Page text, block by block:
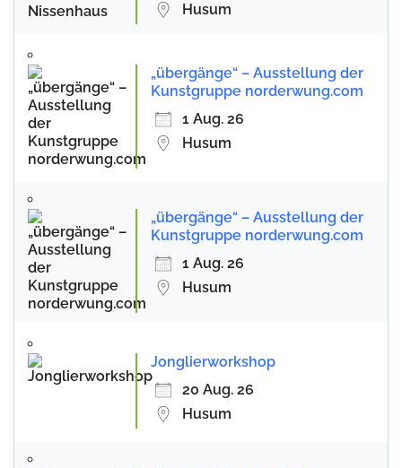
Husum
„übergänge“ – Ausstellung der
Kunstgruppe norderwung.com
1 Aug. 26
Husum
„übergänge“ – Ausstellung der
Kunstgruppe norderwung.com
1 Aug. 26
Husum
Jonglierworkshop
20 Aug. 26
Husum